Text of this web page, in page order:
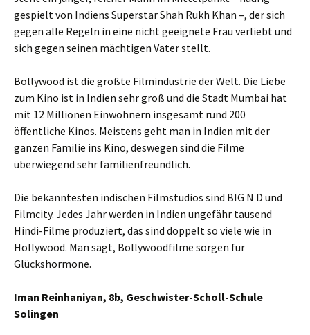
gespielt von Indiens Superstar Shah Rukh Khan –, der sich
gegen alle Regeln in eine nicht geeignete Frau verliebt und
sich gegen seinen mächtigen Vater stellt.
Bollywood ist die größte Filmindustrie der Welt. Die Liebe
zum Kino ist in Indien sehr groß und die Stadt Mumbai hat
mit 12 Millionen Einwohnern insgesamt rund 200
öffentliche Kinos. Meistens geht man in Indien mit der
ganzen Familie ins Kino, deswegen sind die Filme
überwiegend sehr familienfreundlich.
Die bekanntesten indischen Filmstudios sind BIG N D und
Filmcity. Jedes Jahr werden in Indien ungefähr tausend
Hindi-Filme produziert, das sind doppelt so viele wie in
Hollywood. Man sagt, Bollywoodfilme sorgen für
Glückshormone.
Iman Reinhaniyan, 8b, Geschwister-Scholl-Schule
Solingen